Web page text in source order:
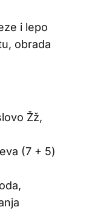
i lepo
obrada
Žž,
(7 + 5)